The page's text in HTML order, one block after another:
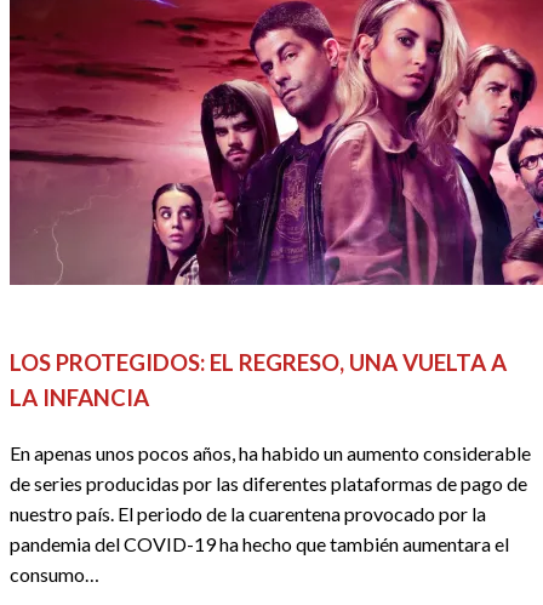
LOS PROTEGIDOS: EL REGRESO, UNA VUELTA A
LA INFANCIA
En apenas unos pocos años, ha habido un aumento considerable
de series producidas por las diferentes plataformas de pago de
nuestro país. El periodo de la cuarentena provocado por la
pandemia del COVID-19 ha hecho que también aumentara el
consumo…